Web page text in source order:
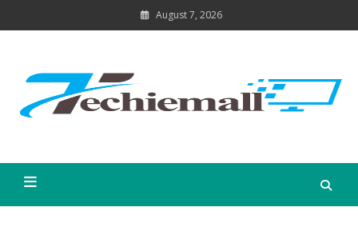
to
August 7, 2026